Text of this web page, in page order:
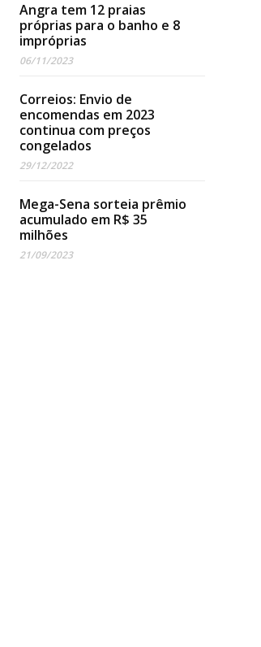
Angra tem 12 praias
próprias para o banho e 8
impróprias
06/11/2023
Correios: Envio de
encomendas em 2023
continua com preços
congelados
29/12/2022
Mega-Sena sorteia prêmio
acumulado em R$ 35
milhões
21/09/2023